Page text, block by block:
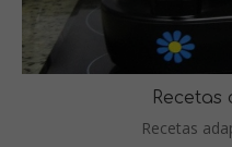
Recetas